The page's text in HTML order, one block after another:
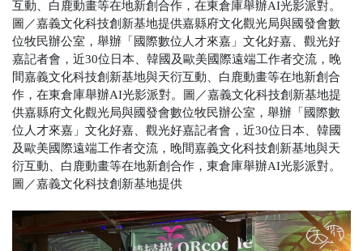
互動、白鹿動畫等在地新創合作，在東倉庫舉辦AI光影派對。
圖／嘉義文化科技創新基地提供嘉縣府文化觀光局與國發會數
位牧民辦公室，舉辦「國際數位人才來嘉」文化好嘉、觀光好
嘉記者會，近30位日本、韓國及歐美國際遠端工作者交流，晚
間嘉義文化科技創新基地與天衍互動、白鹿動畫等在地新創合
作，在東倉庫舉辦AI光影派對。圖／嘉義文化科技創新基地提
供嘉縣府文化觀光局與國發會數位牧民辦公室，舉辦「國際數
位人才來嘉」文化好嘉、觀光好嘉記者會，近30位日本、韓國
及歐美國際遠端工作者交流，晚間嘉義文化科技創新基地與天
衍互動、白鹿動畫等在地新創合作，東倉庫舉辦AI光影派對。
圖／嘉義文化科技創新基地提供